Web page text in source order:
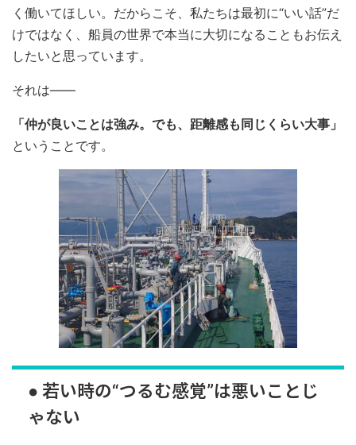
く働いてほしい。だからこそ、私たちは最初に“いい話”だ
けではなく、船員の世界で本当に大切になることもお伝え
したいと思っています。
それは――
「仲が良いことは強み。でも、距離感も同じくらい大事」
ということです。
● 若い時の“つるむ感覚”は悪いことじ
ゃない